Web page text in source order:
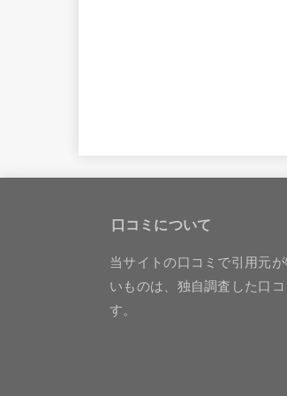
口コミについて
当サイトの口コミで引用元
いものは、独自調査した口
す。